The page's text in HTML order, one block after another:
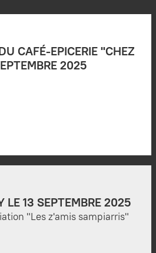
CAFÉ-EPICERIE "CHEZ
2025
LE 13 SEPTEMBRE 2025
"Les z'amis sampiarris"